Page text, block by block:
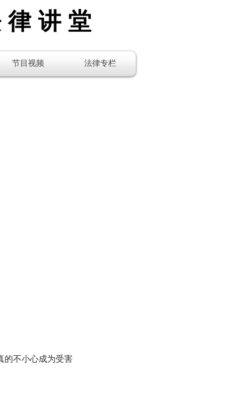
律讲堂
节目视频 法律专栏
的不小心成为受害